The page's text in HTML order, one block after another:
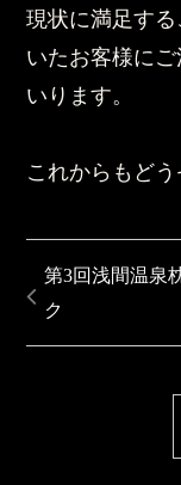
現状に満足す
いたお客様に
いります。
これからもどう
第3回浅間温泉
ク